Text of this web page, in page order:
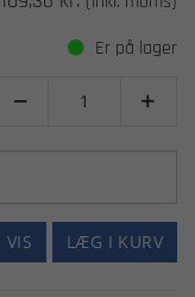
Er på lager
 
LÆG I KURV
VIS